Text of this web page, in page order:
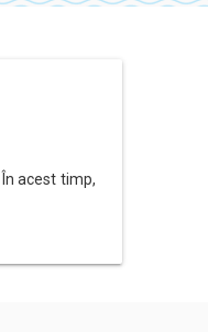
. În acest timp,